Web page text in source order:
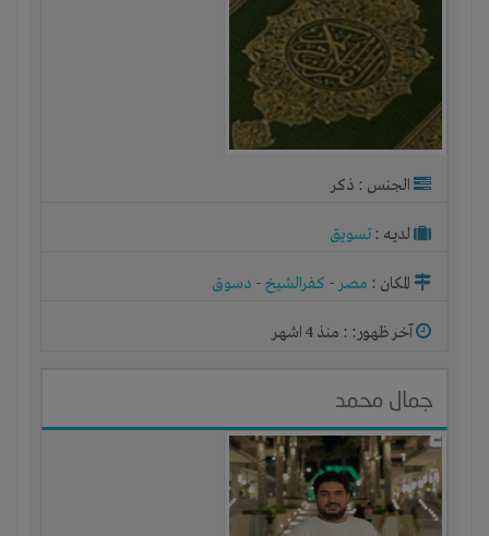
الجنس : ذكر
لديـه : تسويق
المكان : مصر- كفرالشيخ- دسوق
آخر ظهور: : منذ 4 اشهر
جمال محمد